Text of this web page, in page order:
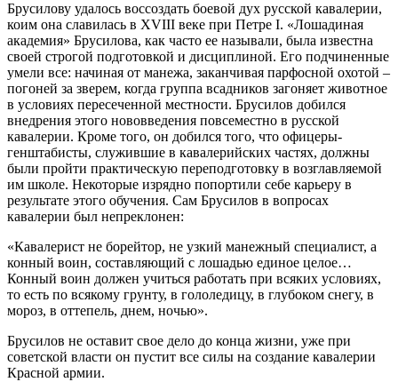
Брусилову удалось воссоздать боевой дух русской кавалерии,
коим она славилась в XVIII веке при Петре I. «Лошадиная
академия» Брусилова, как часто ее называли, была известна
своей строгой подготовкой и дисциплиной. Его подчиненные
умели все: начиная от манежа, заканчивая парфосной охотой –
погоней за зверем, когда группа всадников загоняет животное
в условиях пересеченной местности. Брусилов добился
внедрения этого нововведения повсеместно в русской
кавалерии. Кроме того, он добился того, что офицеры-
генштабисты, служившие в кавалерийских частях, должны
были пройти практическую переподготовку в возглавляемой
им школе. Некоторые изрядно попортили себе карьеру в
результате этого обучения. Сам Брусилов в вопросах
кавалерии был непреклонен:
«Кавалерист не борейтор, не узкий манежный специалист, а
конный воин, составляющий с лошадью единое целое…
Конный воин должен учиться работать при всяких условиях,
то есть по всякому грунту, в гололедицу, в глубоком снегу, в
мороз, в оттепель, днем, ночью».
Брусилов не оставит свое дело до конца жизни, уже при
советской власти он пустит все силы на создание кавалерии
Красной армии.